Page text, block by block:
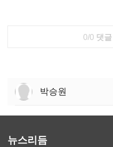
0/0 댓글
박승원
뉴스리듬